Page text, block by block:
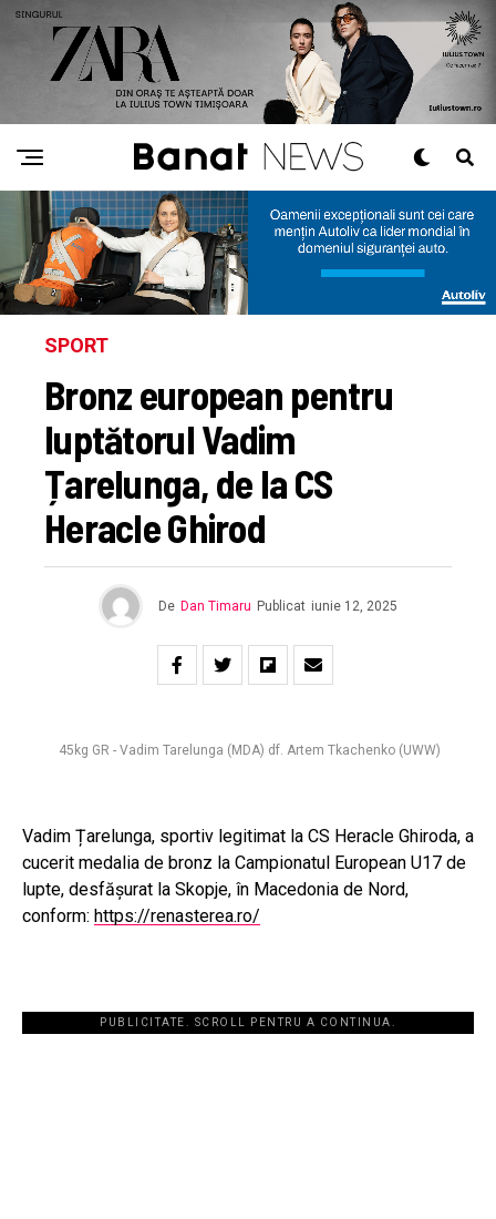
SPORT
Bronz european pentru
luptătorul Vadim
Țarelunga, de la CS
Heracle Ghirod
De Dan Timaru Publicat iunie 12, 2025
45kg GR - Vadim Tarelunga (MDA) df. Artem Tkachenko (UWW)
Vadim Țarelunga, sportiv legitimat la CS Heracle Ghiroda, a
cucerit medalia de bronz la Campionatul European U17 de
lupte, desfășurat la Skopje, în Macedonia de Nord,
conform: https://renasterea.ro/
PUBLICITATE. SCROLL PENTRU A CONTINUA.